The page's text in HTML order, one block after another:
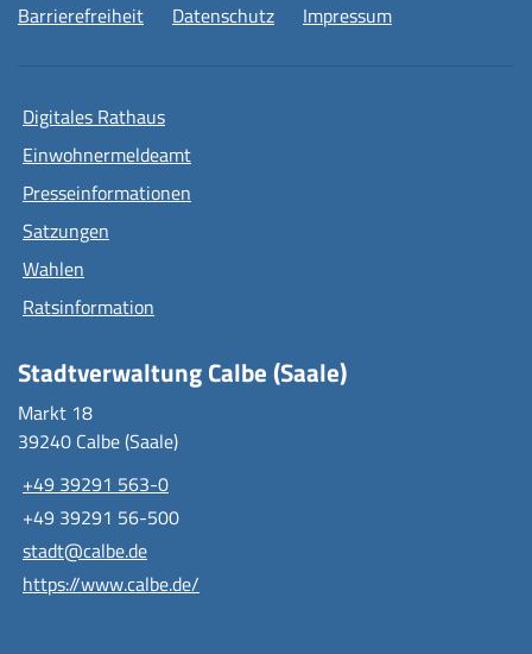
Barrierefreiheit Datenschutz Impressum
Digitales Rathaus
Einwohnermeldeamt
Presseinformationen
Satzungen
Wahlen
Ratsinformation
Stadtverwaltung Calbe (Saale)
Markt 18
39240 Calbe (Saale)
+49 39291 563-0
+49 39291 56-500
stadt@calbe.de
https://www.calbe.de/